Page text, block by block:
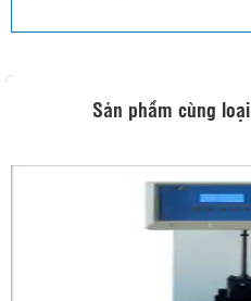
Sản phẩm cùng loại